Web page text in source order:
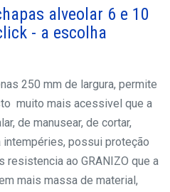
250 mm de largura, permite
muito mais acessivel que a
de manusear, de cortar,
possui proteção
resistencia ao GRANIZO que a
mais massa de material,